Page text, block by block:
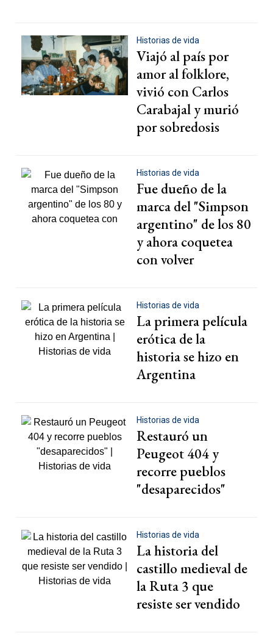
Historias de vida
Viajó al país por
amor al folklore,
vivió con Carlos
Carabajal y murió
por sobredosis
Historias de vida
Fue dueño de la
marca del "Simpson
argentino" de los 80
y ahora coquetea
con volver
Historias de vida
La primera película
erótica de la
historia se hizo en
Argentina
Historias de vida
Restauró un
Peugeot 404 y
recorre pueblos
"desaparecidos"
Historias de vida
La historia del
castillo medieval de
la Ruta 3 que
resiste ser vendido